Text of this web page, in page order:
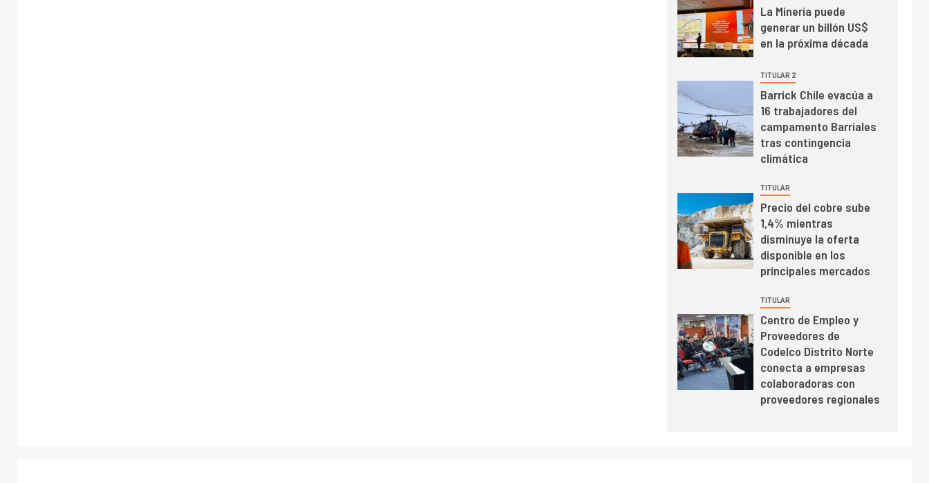
crecimiento regional:
Banco Central reporta
resultados dispares en
Informe bimensual de
Cochilco: precio del
cobre alcanza
máximos por escasez
de concentrados
5 I+D
Estudio revela cómo el
precio del cobre y
educación superior se
relacionan en zonas
mineras
6
BHP proyecta
producción de cobre
de toneladas tras
récord en Escondida
7 I+D
Codelco reporta Ebitda
de US$ 6.670 millones
y mejora sus
indicadores financieros
La Minería puede
generar un billón US$
en la próxima década
TITULAR 2
Barrick Chile evacúa a
16 trabajadores del
campamento Barriales
tras contingencia
climática
TITULAR
Precio del cobre sube
1,4% mientras
disminuye la oferta
disponible en los
principales mercados
TITULAR
Centro de Empleo y
Proveedores de
Codelco Distrito Norte
conecta a empresas
colaboradoras con
proveedores regionales